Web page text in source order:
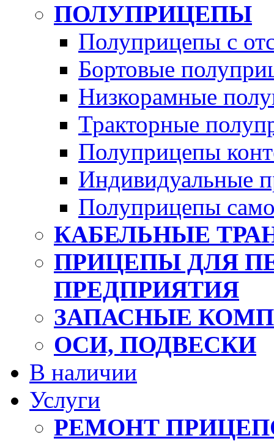
ПОЛУПРИЦЕПЫ
Полуприцепы с
Бортовые
Низкорамные
Тракторные
Полуприцепы
Индивидуальные
Полуприцепы
КАБЕЛЬНЫЕ
ПРИЦЕПЫ ДЛЯ
ПРЕДПРИЯТИЯ
ЗАПАСНЫЕ
ОСИ, ПОДВЕСКИ
В наличии
Услуги
РЕМОНТ